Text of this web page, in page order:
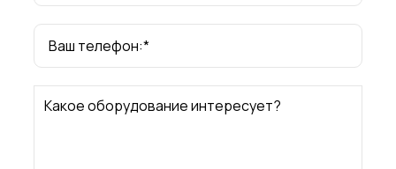
Ваш телефон:*
Какое оборудование интересует?